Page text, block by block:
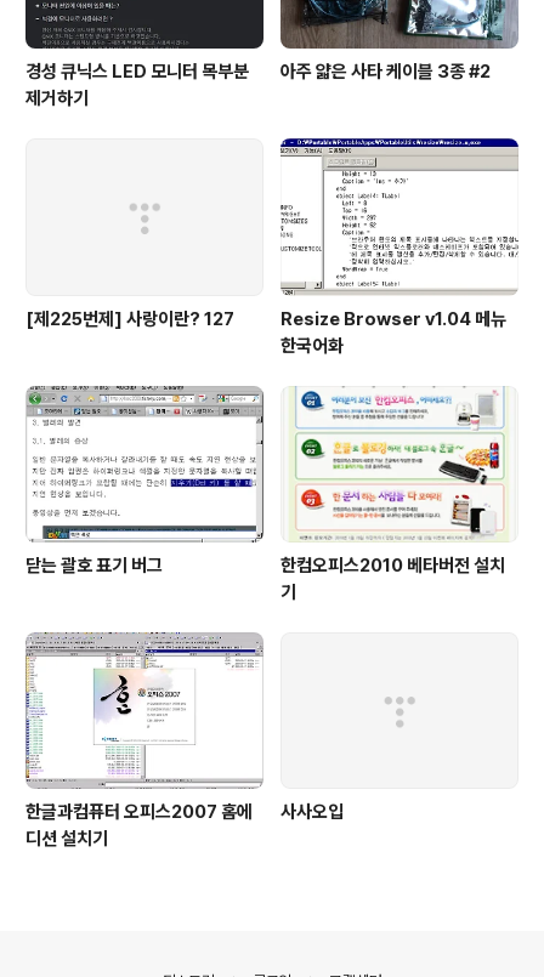
경성 큐닉스 LED 모니터 목부분
제거하기
아주 얇은 사타 케이블 3종 #2
[제225번제] 사랑이란? 127
Resize Browser v1.04 메뉴
한국어화
닫는 괄호 표기 버그
한컴오피스2010 베타버전 설치
기
한글과컴퓨터 오피스2007 홈에
디션 설치기
사사오입